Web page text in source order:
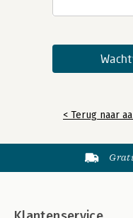
< Terug naar